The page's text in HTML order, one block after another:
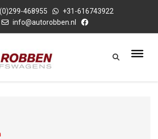
468955
+31-616743922
info@autorobben.nl